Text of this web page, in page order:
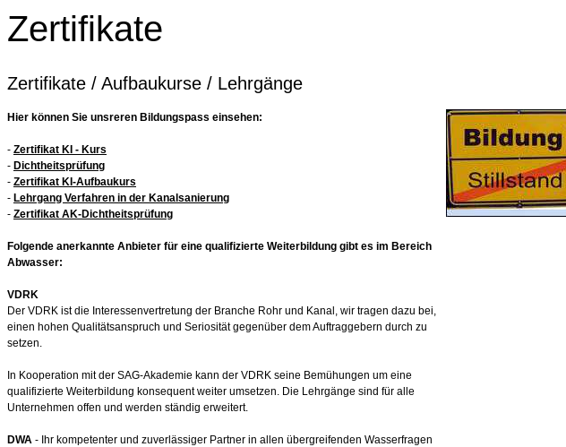
Zertifikate
Zertifikate / Aufbaukurse / Lehrgänge
Hier können Sie unsreren Bildungspass einsehen:
- Zertifikat KI - Kurs
- Dichtheitsprüfung
- Zertifikat KI-Aufbaukurs
- Lehrgang Verfahren in der Kanalsanierung
- Zertifikat AK-Dichtheitsprüfung
Folgende anerkannte Anbieter für eine qualifizierte Weiterbildung gibt es im Bereich
Abwasser:
VDRK
Der VDRK ist die Interessenvertretung der Branche Rohr und Kanal, wir tragen dazu bei,
einen hohen Qualitätsanspruch und Seriosität gegenüber dem Auftraggebern durch zu
setzen.
In Kooperation mit der SAG-Akademie kann der VDRK seine Bemühungen um eine
qualifizierte Weiterbildung konsequent weiter umsetzen. Die Lehrgänge sind für alle
Unternehmen offen und werden ständig erweitert.
DWA - Ihr kompetenter und zuverlässiger Partner in allen übergreifenden Wasserfragen